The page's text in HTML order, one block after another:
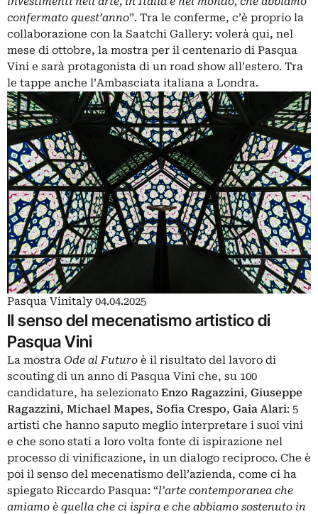
confermato quest’anno”. Tra le conferme, c’è proprio la
collaborazione con la Saatchi Gallery: volerà qui, nel
mese di ottobre, la mostra per il centenario di Pasqua
Vini e sarà protagonista di un road show all’estero. Tra
le tappe anche l’Ambasciata italiana a Londra.
Pasqua Vinitaly 04.04.2025
Il senso del mecenatismo artistico di
Pasqua Vini
La mostra Ode al Futuro è il risultato del lavoro di
scouting di un anno di Pasqua Vini che, su 100
candidature, ha selezionato Enzo Ragazzini, Giuseppe
Ragazzini, Michael Mapes, Sofia Crespo, Gaia Alari: 5
artisti che hanno saputo meglio interpretare i suoi vini
e che sono stati a loro volta fonte di ispirazione nel
processo di vinificazione, in un dialogo reciproco. Che è
poi il senso del mecenatismo dell’azienda, come ci ha
spiegato Riccardo Pasqua: “l’arte contemporanea che
amiamo è quella che ci ispira e che abbiamo sostenuto in